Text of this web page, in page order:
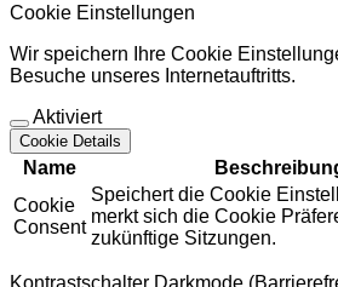
Cookie Einstellungen
Wir speichern Ihre Cookie
Besuche unseres Internetauftritts.
Aktiviert
Cookie Details
Name
Cookie
Consent
Speichert die Cookie
merkt sich die Cookie
zukünftige Sitzungen.
Kontrastschalter Darkmode